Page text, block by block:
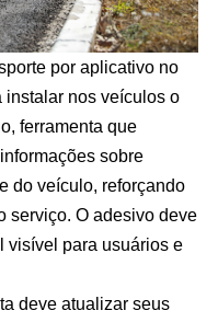
por aplicativo no
instalar nos veículos o
ferramenta que
sobre
do veículo, reforçando
serviço. O adesivo deve
visível para usuários e
deve atualizar seus